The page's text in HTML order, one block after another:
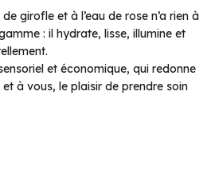
girofle et à l’eau de rose n’a rien à
: il hydrate, lisse, illumine et
et économique, qui redonne
à vous, le plaisir de prendre soin